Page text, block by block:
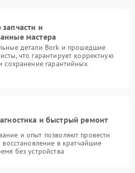
и
мастера
детали Bork и прошедшие
что гарантирует корректную
сохранение гарантийных
и быстрый ремонт
и опыт позволяют провести
восстановление в кратчайшие
без устройства